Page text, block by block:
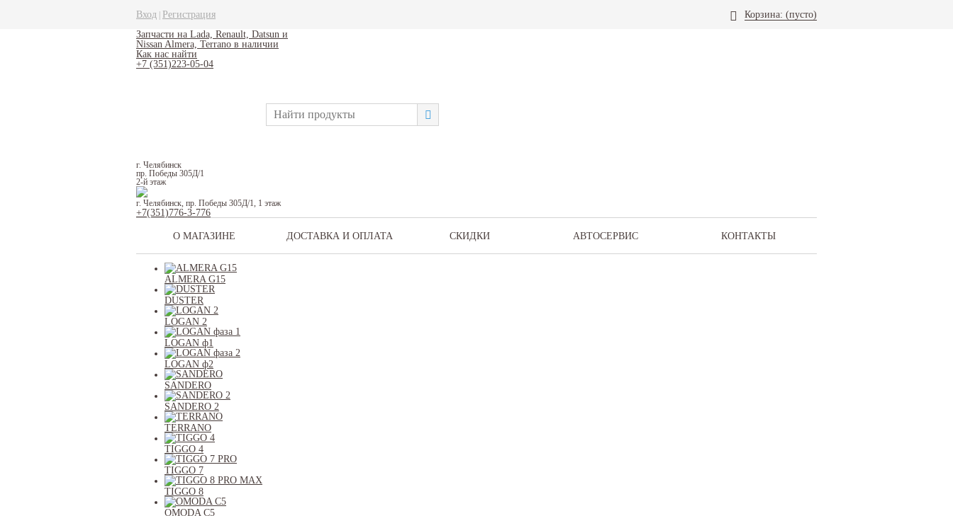
Вход Регистрация Корзина: (пусто)
Запчасти на Lada, Renault, Datsun и
Nissan Almera, Terrano в наличии
Как нас найти
+7 (351)223-05-04
г. Челябинск
пр. Победы 305Д/1
2-й этаж
г. Челябинск, пр. Победы 305Д/1, 1 этаж
+7(351)776-3-776
О МАГАЗИНЕ ДОСТАВКА И ОПЛАТА СКИДКИ АВТОСЕРВИС КОНТАКТЫ
ALMERA G15
DUSTER
LOGAN 2
LOGAN ф1
LOGAN ф2
SANDERO
SANDERO 2
TERRANO
TIGGO 4
TIGGO 7
TIGGO 8
OMODA C5